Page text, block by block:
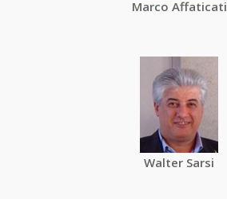
Marco Affaticati
Walter Sarsi